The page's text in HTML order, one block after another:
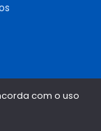
com o uso